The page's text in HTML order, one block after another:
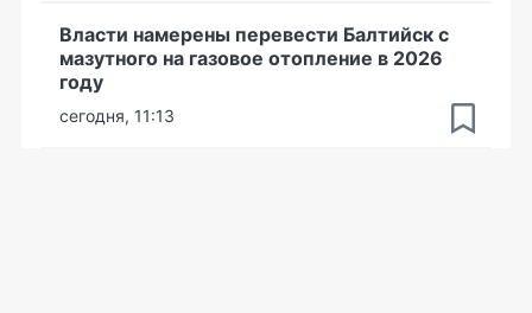
Власти намерены перевести Балтийск с
мазутного на газовое отопление в 2026
году
сегодня, 11:13